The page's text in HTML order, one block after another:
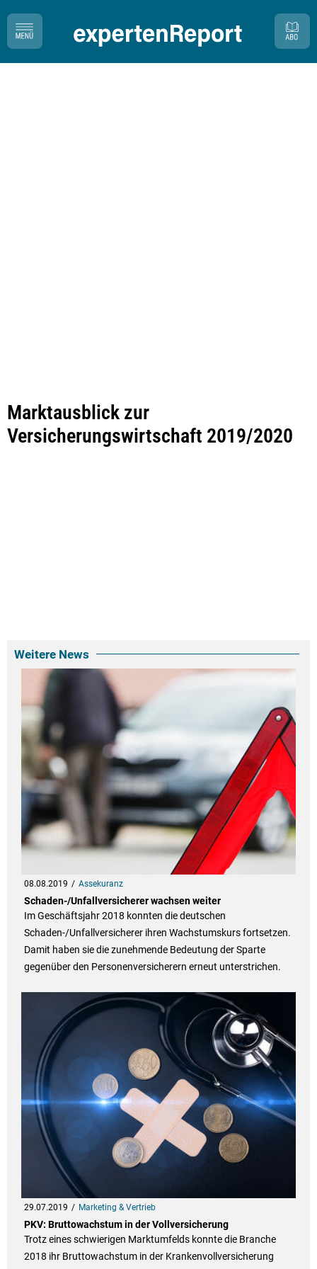
Marktausblick zur
Versicherungswirtschaft 2019/2020
Weitere News
08.08.2019 Assekuranz
Schaden-/Unfallversicherer wachsen weiter
Im Geschäftsjahr 2018 konnten die deutschen
Schaden-/Unfallversicherer ihren Wachstumskurs fortsetzen.
Damit haben sie die zunehmende Bedeutung der Sparte
gegenüber den Personenversicherern erneut unterstrichen.
29.07.2019 Marketing & Vertrieb
PKV: Bruttowachstum in der Vollversicherung
Trotz eines schwierigen Marktumfelds konnte die Branche
2018 ihr Bruttowachstum in der Krankenvollversicherung